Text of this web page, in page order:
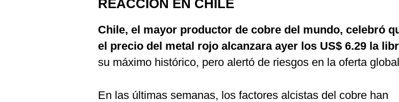
REACCIÓN EN CHILE
Chile, el mayor productor de cobre del mundo, celebró
el precio del metal rojo alcanzara ayer los US$ 6.29 la
su máximo histórico, pero alertó de riesgos en la oferta
En las últimas semanas, los factores alcistas del cobre han